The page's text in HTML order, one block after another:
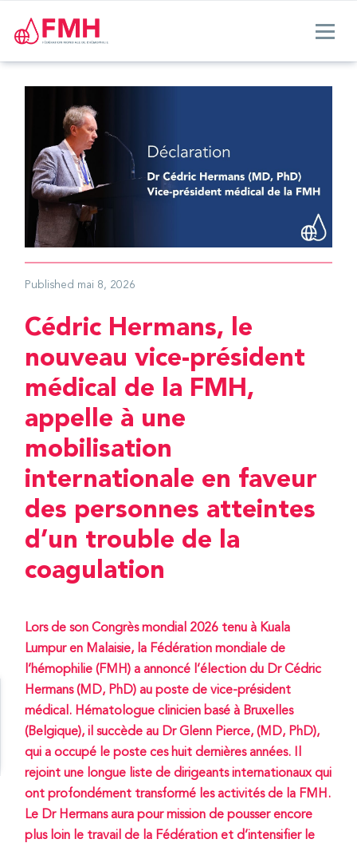
Published mai 8, 2026
Cédric Hermans, le
nouveau vice-président
médical de la FMH,
appelle à une
mobilisation
internationale en faveur
des personnes atteintes
d’un trouble de la
coagulation
Lors de son Congrès mondial 2026 tenu à Kuala
Lumpur en Malaisie, la Fédération mondiale de
l’hémophilie (FMH) a annoncé l’élection du Dr Cédric
Hermans (MD, PhD) au poste de vice-président
médical. Hématologue clinicien basé à Bruxelles
(Belgique), il succède au Dr Glenn Pierce, (MD, PhD),
qui a occupé le poste ces huit dernières années. Il
rejoint une longue liste de dirigeants internationaux qui
ont profondément transformé les activités de la FMH.
Le Dr Hermans aura pour mission de pousser encore
plus loin le travail de la Fédération et d’intensifier le